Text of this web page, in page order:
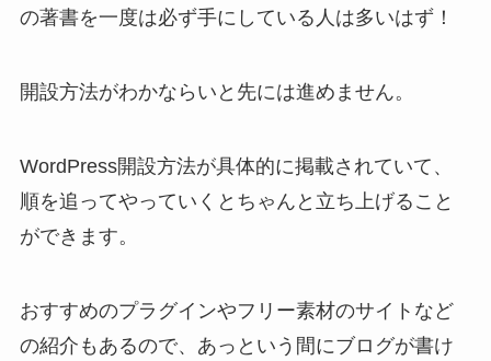
の著書を一度は必ず手にしている人は多いはず！
開設方法がわかならいと先には進めません。
WordPress開設方法が具体的に掲載されていて、
順を追ってやっていくとちゃんと立ち上げること
ができます。
おすすめのプラグインやフリー素材のサイトなど
の紹介もあるので、あっという間にブログが書け